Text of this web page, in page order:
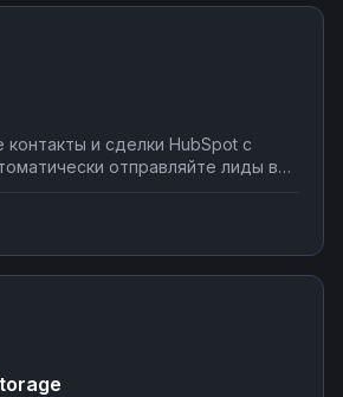
контакты и сделки HubSpot с
отправляйте лиды в
изменении статуса сделки.
обмен данными без
на платформе Nodul.